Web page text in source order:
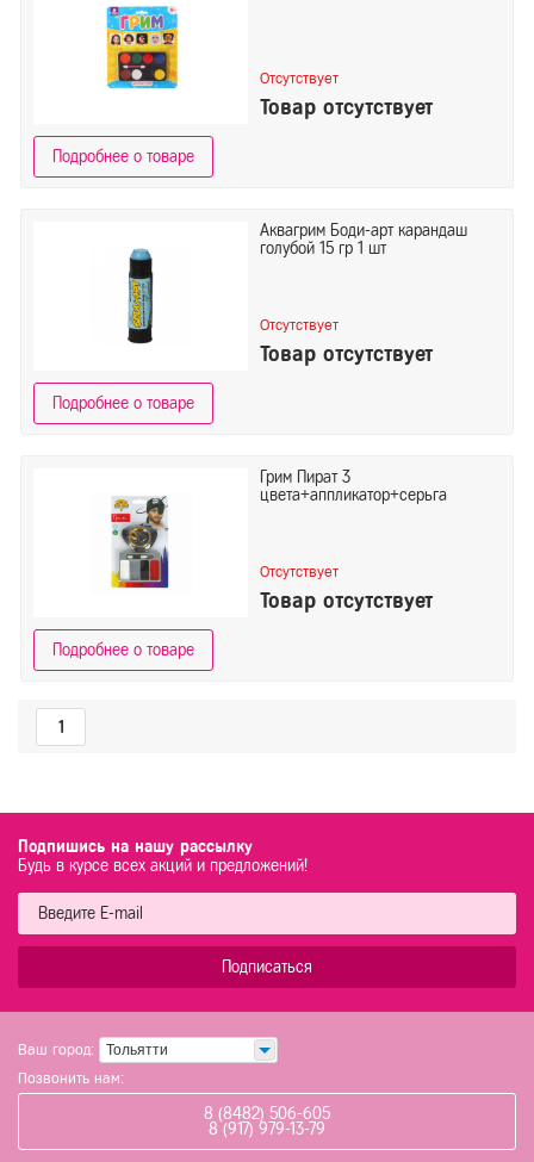
Отсутствует
Товар отсутствует
Подробнее о товаре
Аквагрим Боди-арт карандаш
голубой 15 гр 1 шт
Отсутствует
Товар отсутствует
Подробнее о товаре
Грим Пират 3
цвета+аппликатор+серьга
Отсутствует
Товар отсутствует
Подробнее о товаре
1
Подпишись на нашу рассылку
Будь в курсе всех акций и предложений!
Подписаться
Ваш город: Тольятти
Позвонить нам:
8 (8482) 506-605
8 (917) 979-13-79